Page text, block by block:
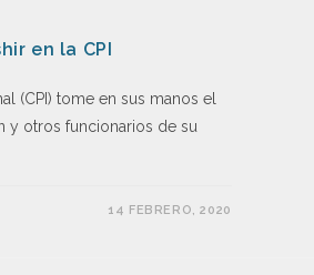
en la CPI
(CPI) tome en sus manos el
y otros funcionarios de su
14 FEBRERO, 2020